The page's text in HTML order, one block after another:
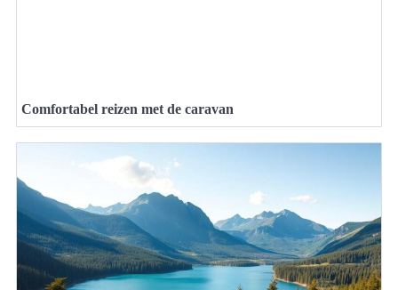
Comfortabel reizen met de caravan